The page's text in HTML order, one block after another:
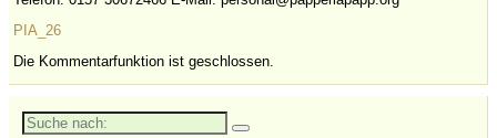
PIA_26
Die Kommentarfunktion ist geschlossen.
Suche